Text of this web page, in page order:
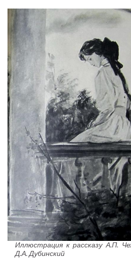
Иллюстрация к рассказу А.П.
Д.А. Дубинский